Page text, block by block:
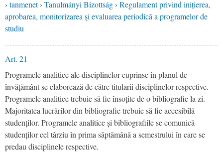
› tanmenet› Tanulmányi Bizottság › Regulament privind inițierea,
aprobarea, monitorizarea și evaluarea periodică a programelor de
studiu
Art. 21
Programele analitice ale disciplinelor cuprinse în planul de
învățământ se elaborează de către titularii disciplinelor respective.
Programele analitice trebuie să fie însoțite de o bibliografie la zi.
Majoritatea lucrărilor din bibliografie trebuie să fie accesibilă
studenților. Programele analitice și bibliografiile se comunică
studenților cel târziu în prima săptămână a semestrului în care se
predau disciplinele respective.